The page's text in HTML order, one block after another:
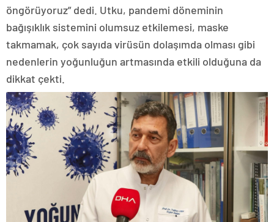
öngörüyoruz” dedi. Utku, pandemi döneminin
bağışıklık sistemini olumsuz etkilemesi, maske
takmamak, çok sayıda virüsün dolaşımda olması gibi
nedenlerin yoğunluğun artmasında etkili olduğuna da
dikkat çekti.